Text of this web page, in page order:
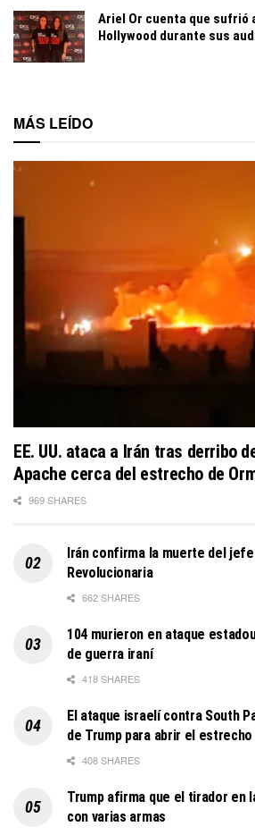
Ariel Or cuenta que sufrió
Hollywood durante sus
MÁS LEÍDO
EE. UU. ataca a Irán tras derribo
Apache cerca del estrecho de
969 SHARES
Irán confirma la muerte del
Revolucionaria
662 SHARES
104 murieron en ataque
de guerra iraní
418 SHARES
El ataque israelí contra South
de Trump para abrir el estrecho
408 SHARES
Trump afirma que el tirador en
con varias armas